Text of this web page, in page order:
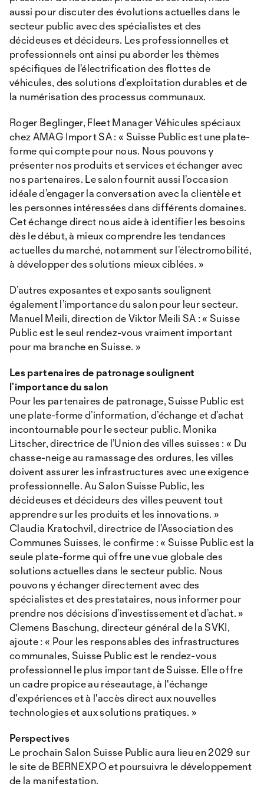
aussi pour discuter des évolutions actuelles dans le
secteur public avec des spécialistes et des
décideuses et décideurs. Les professionnelles et
professionnels ont ainsi pu aborder les thèmes
spécifiques de l’électrification des flottes de
véhicules, des solutions d’exploitation durables et de
la numérisation des processus communaux.
Roger Beglinger, Fleet Manager Véhicules spéciaux
chez AMAG Import SA : « Suisse Public est une plate-
forme qui compte pour nous. Nous pouvons y
présenter nos produits et services et échanger avec
nos partenaires. Le salon fournit aussi l’occasion
idéale d’engager la conversation avec la clientèle et
les personnes intéressées dans différents domaines.
Cet échange direct nous aide à identifier les besoins
dès le début, à mieux comprendre les tendances
actuelles du marché, notamment sur l’électromobilité,
à développer des solutions mieux ciblées. »
D’autres exposantes et exposants soulignent
également l’importance du salon pour leur secteur.
Manuel Meili, direction de Viktor Meili SA : « Suisse
Public est le seul rendez-vous vraiment important
pour ma branche en Suisse. »
Les partenaires de patronage soulignent
l’importance du salon
Pour les partenaires de patronage, Suisse Public est
une plate-forme d’information, d’échange et d’achat
incontournable pour le secteur public. Monika
Litscher, directrice de l’Union des villes suisses : « Du
chasse-neige au ramassage des ordures, les villes
doivent assurer les infrastructures avec une exigence
professionnelle. Au Salon Suisse Public, les
décideuses et décideurs des villes peuvent tout
apprendre sur les produits et les innovations. »
Claudia Kratochvil, directrice de l’Association des
Communes Suisses, le confirme : « Suisse Public est la
seule plate-forme qui offre une vue globale des
solutions actuelles dans le secteur public. Nous
pouvons y échanger directement avec des
spécialistes et des prestataires, nous informer pour
prendre nos décisions d’investissement et d’achat. »
Clemens Baschung, directeur général de la SVKI,
ajoute : « Pour les responsables des infrastructures
communales, Suisse Public est le rendez-vous
professionnel le plus important de Suisse. Elle offre
un cadre propice au réseautage, à l'échange
d'expériences et à l'accès direct aux nouvelles
technologies et aux solutions pratiques. »
Perspectives
Le prochain Salon Suisse Public aura lieu en 2029 sur
le site de BERNEXPO et poursuivra le développement
de la manifestation.